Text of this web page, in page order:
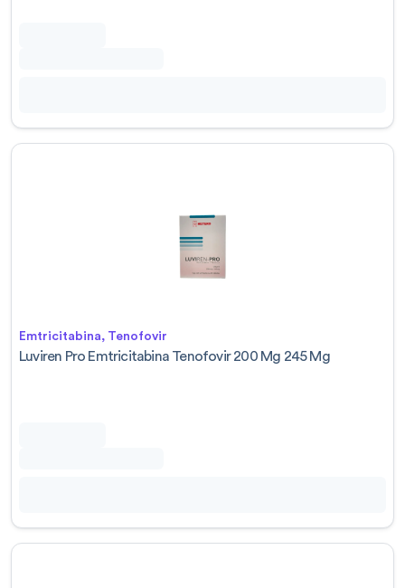
Emtricitabina, Tenofovir
Luviren Pro Emtricitabina Tenofovir 200 Mg 245 Mg